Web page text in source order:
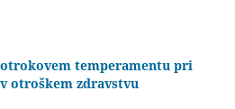
temperamentu pri
otroškem zdravstvu